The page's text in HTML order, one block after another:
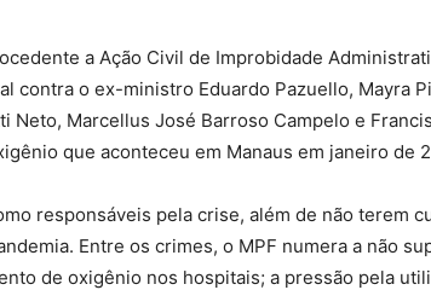
a Ação Civil de Improbidade
contra o ex-ministro Eduardo Pazuello, Mayra
Neto, Marcellus José Barroso Campelo e
que aconteceu em Manaus em janeiro de
responsáveis pela crise, além de não terem
Entre os crimes, o MPF numera a não
de oxigênio nos hospitais; a pressão pela